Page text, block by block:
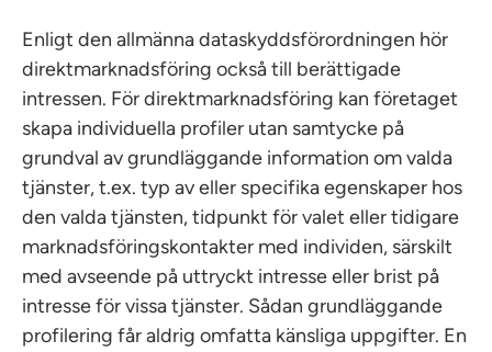
Enligt den allmänna dataskyddsförordningen hör
direktmarknadsföring också till berättigade
intressen. För direktmarknadsföring kan företaget
skapa individuella profiler utan samtycke på
grundval av grundläggande information om valda
tjänster, t.ex. typ av eller specifika egenskaper hos
den valda tjänsten, tidpunkt för valet eller tidigare
marknadsföringskontakter med individen, särskilt
med avseende på uttryckt intresse eller brist på
intresse för vissa tjänster. Sådan grundläggande
profilering får aldrig omfatta känsliga uppgifter. En